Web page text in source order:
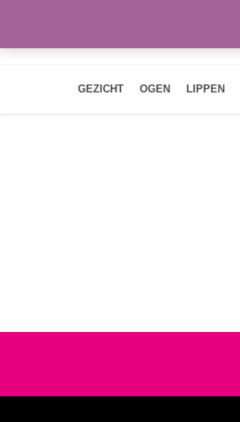
GEZICHT OGEN LIPPEN